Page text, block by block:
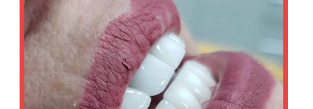
INJECTION FESSIER
ESTHÉTIQUE
DENTAIRE
HOLLYWOOD SMILE
COURONNE ZIRCONE